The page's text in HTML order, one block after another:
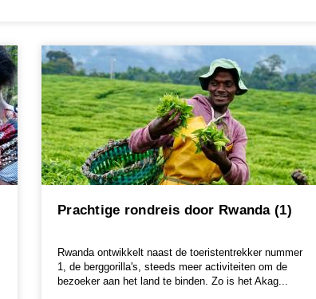
Prachtige rondreis door Rwanda (1)
Rwanda ontwikkelt naast de toeristentrekker nummer
1, de berggorilla's, steeds meer activiteiten om de
bezoeker aan het land te binden. Zo is het Akag...